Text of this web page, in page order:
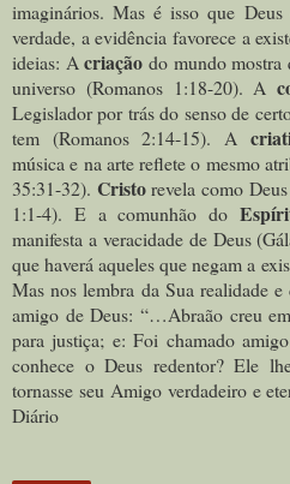
imaginários. Mas é isso que
verdade, a evidência favorece a
ideias: Acriação do mundo mostra
universo (Romanos 1:18-20). A
Legislador por trás do senso de
tem (Romanos 2:14-15). A
música e na arte reflete o mesmo
35:31-32). Cristorevela como
1:1-4). E a comunhão do
manifesta a veracidade de Deus
que haverá aqueles que negam a
Mas nos lembra da Sua realidade
amigo de Deus: “…Abraão creu
para justiça; e: Foi chamado
conhece o Deus redentor? Ele
tornasse seu Amigo verdadeiro e
Diário